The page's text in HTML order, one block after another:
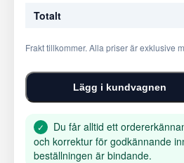
Totalt
Frakt tillkommer. Alla priser är exklusive
Lägg i kundvagnen
✓
Du får alltid ett
och korrektur för godkännande
beställningen är bindande.